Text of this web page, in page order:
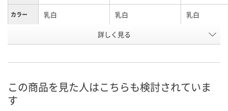
カラー 乳白 乳白 乳白
9435887 HR67638
8月9日（日）
詳しく見る
この商品を見た人はこちらも検討されていま
す